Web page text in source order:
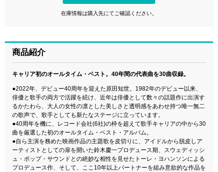
在庫情報は購入先にてご確認ください。
商品紹介
キャリア初のオールタイム・ベスト。40年間の代表曲を30曲収録。
●2022年、デビュー40周年を迎えた原田知世。1982年のデビュー以来、
俳優と歌手の両方で活躍を続け、近年は俳優として数々の話題作に出演す
るかたわら、大人の女性の凛とした美しさと透明感をあわせ持つ唯一無二
の歌声で、歌手としても新たなステージに立っています。
●40周年を機に、レコード会社(6社)の枠を超えて歌手キャリアの中から30
曲を厳選した初のオールタイム・ベスト・アルバム。
●自ら主演を務めた映画作品の主題歌を皮切りに、アイドルから脱皮しア
ーティストとしての扉を開いた鈴木慶一プロデュース期、スウェディッシ
ュ・ポップ・サウンドとの絶妙な相性を見せたトーレ・ヨハンソンによる
プロデュース作、そして、ここ10年以上パートナーを組み意欲的な作品を